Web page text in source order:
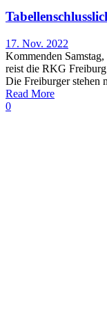
17. Nov. 2022
Kommenden
reist die RKG
Die Freiburger stehen
Read More
0